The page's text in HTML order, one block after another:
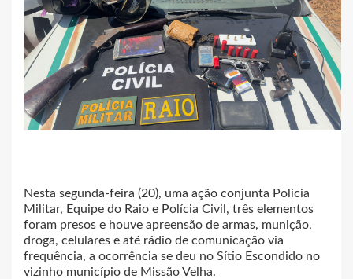
Nesta segunda-feira (20), uma ação conjunta Polícia
Militar, Equipe do Raio e Polícia Civil, três elementos
foram presos e houve apreensão de armas, munição,
droga, celulares e até rádio de comunicação via
frequência, a ocorrência se deu no Sítio Escondido no
vizinho município de Missão Velha.